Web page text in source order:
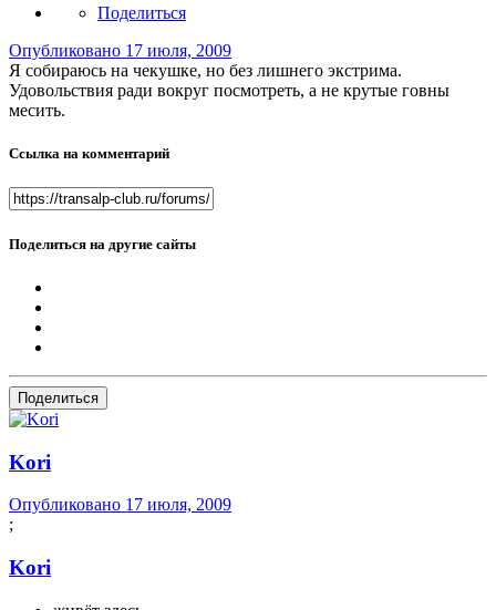
Поделиться
Опубликовано 17 июля, 2009
Я собираюсь на чекушке, но без лишнего экстрима.
Удовольствия ради вокруг посмотреть, а не крутые говны
месить.
Ссылка на комментарий
Поделиться на другие сайты
Поделиться
Kori
Опубликовано 17 июля, 2009
;
Kori